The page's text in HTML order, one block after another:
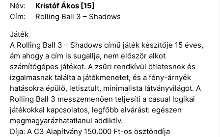
Név: Kristóf Ákos [15]
Cím: Rolling Ball 3 – Shadows
Játék
A Rolling Ball 3 – Shadows című játék készítője 15 éves,
ám ahogy a cím is sugallja, nem először alkot
számítógépes játékot. A zsűri rendkívül ötletesnek és
izgalmasnak találta a játékmenetet, és a fény-árnyék
hatásokra épülő, letisztult, minimalista látványvilágot. A
Rolling Ball 3 messzemenően teljesíti a casual logikai
játékokkal kapcsolatos, legfőbb elvárást: egészen
megmagyarázhatatlanul addiktív.
Díja: A C3 Alapítvány 150.000 Ft-os ösztöndíja